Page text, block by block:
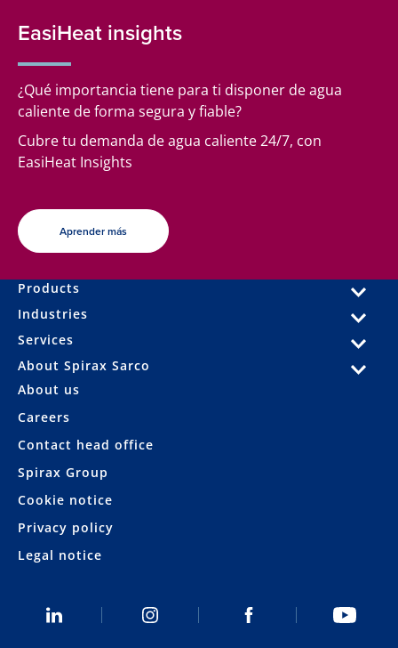
EasiHeat insights
¿Qué importancia tiene para ti disponer de agua
caliente de forma segura y fiable?
Cubre tu demanda de agua caliente 24/7, con
EasiHeat Insights
Aprender más
Products
Industries
Services
About Spirax Sarco
About us
Careers
Contact head office
Spirax Group
Cookie notice
Privacy policy
Legal notice